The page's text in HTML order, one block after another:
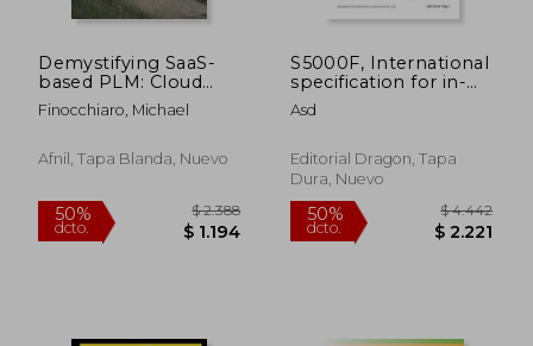
Demystifying SaaS-
based PLM: Cloud
and PLM in the Era of
COVID (en Inglés)
Finocchiaro, Michael
Afnil, Tapa Blanda, Nuevo
S5000F, International
specification for in-
service data feedback,
Issue 3.0 (Part 1/2): S-
Release (en Inglés)
Asd
Editorial Dragon, Tapa
Dura, Nuevo